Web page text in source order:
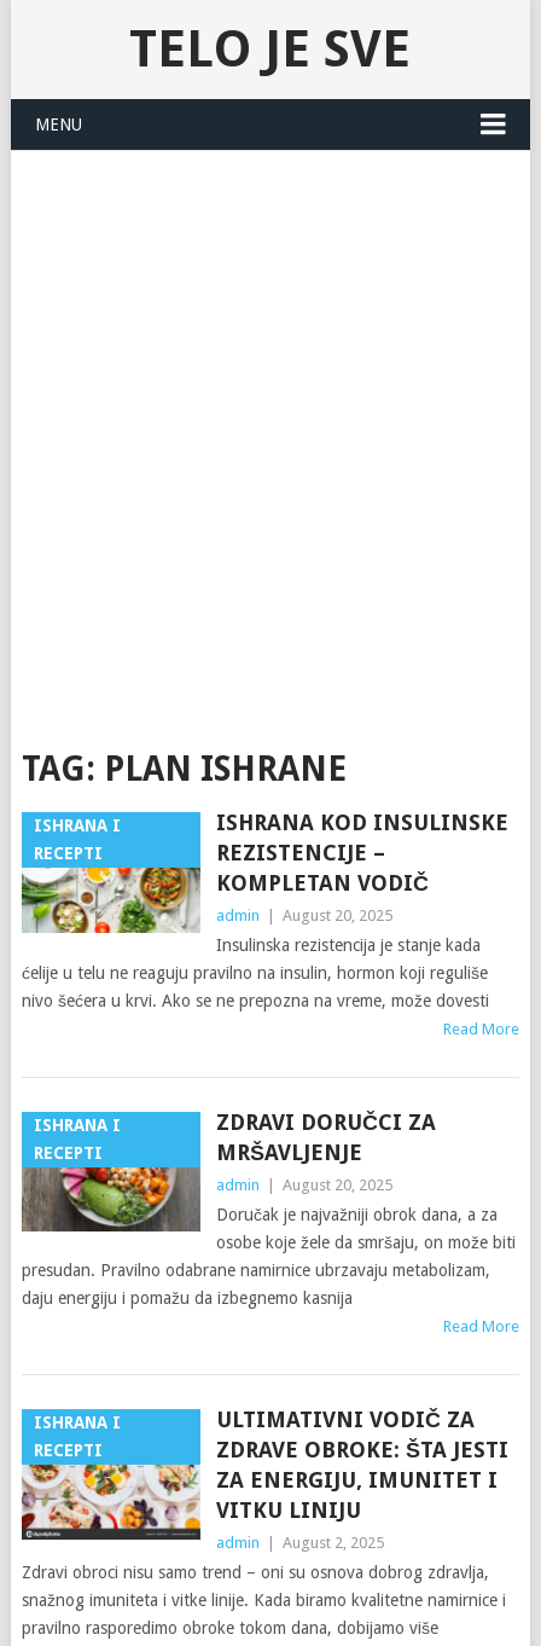
TELO JE SVE
MENU
TAG: PLAN ISHRANE
ISHRANA I
RECEPTI
ISHRANA KOD INSULINSKE
REZISTENCIJE –
KOMPLETAN VODIČ
admin August 20, 2025
Insulinska rezistencija je stanje kada
ćelije u telu ne reaguju pravilno na insulin, hormon koji reguliše
nivo šećera u krvi. Ako se ne prepozna na vreme, može dovesti
Read More
ISHRANA I
RECEPTI
ZDRAVI DORUČCI ZA
MRŠAVLJENJE
admin August 20, 2025
Doručak je najvažniji obrok dana, a za
osobe koje žele da smršaju, on može biti
presudan. Pravilno odabrane namirnice ubrzavaju metabolizam,
daju energiju i pomažu da izbegnemo kasnija
Read More
ISHRANA I
RECEPTI
ULTIMATIVNI VODIČ ZA
ZDRAVE OBROKE: ŠTA JESTI
ZA ENERGIJU, IMUNITET I
VITKU LINIJU
admin August 2, 2025
Zdravi obroci nisu samo trend – oni su osnova dobrog zdravlja,
snažnog imuniteta i vitke linije. Kada biramo kvalitetne namirnice i
pravilno rasporedimo obroke tokom dana, dobijamo više